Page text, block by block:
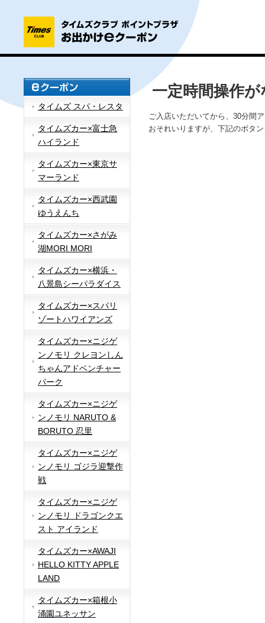
タイムズ スパ・レスタ
タイムズカー×富士急
ハイランド
タイムズカー×東京サ
マーランド
タイムズカー×西武園
ゆうえんち
タイムズカー×さがみ
湖MORI MORI
タイムズカー×横浜・
八景島シーパラダイス
タイムズカー×スパリ
ゾートハワイアンズ
タイムズカー×ニジゲ
ンノモリ クレヨンしん
ちゃんアドベンチャー
パーク
タイムズカー×ニジゲ
ンノモリ NARUTO &
BORUTO 忍里
タイムズカー×ニジゲ
ンノモリ ゴジラ迎撃作
戦
タイムズカー×ニジゲ
ンノモリ ドラゴンクエ
スト アイランド
タイムズカー×AWAJI
HELLO KITTY APPLE
LAND
タイムズカー×箱根小
涌園ユネッサン
一定時間操作
ご入店いただいてから、30分間
おそれいりますが、下記のボタ